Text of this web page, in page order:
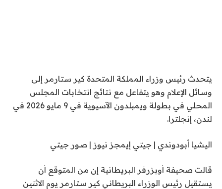
يتحدث رئيس وزراء المملكة المتحدة كير ستارمر إلى
وسائل الإعلام وهو يتفاعل مع نتائج انتخابات المجلس
المحلي في بطولة ويمبلدون الآسيوية في 9 مايو 2026 في
لندن، إنجلترا.
اليشيا أبودوندي | جيتي إيمجز نيوز | صور جيتي
قالت صحيفة أوبزرفر البريطانية إن من المتوقع أن
يستقيل رئيس الوزراء البريطاني كير ستارمر يوم الاثنين